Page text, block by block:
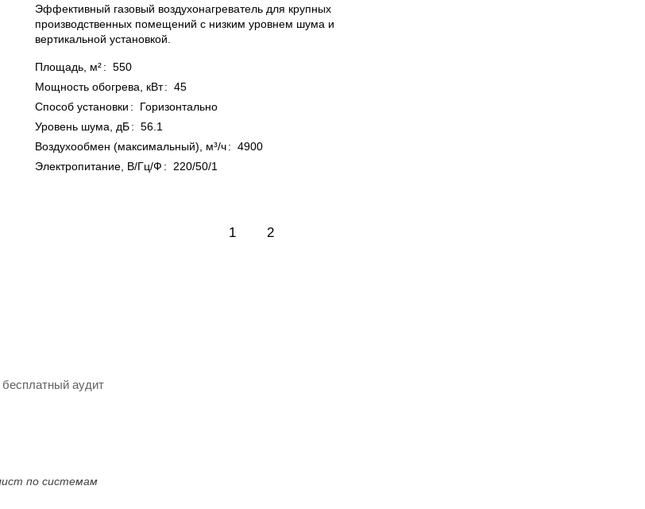
Эффективный газовый воздухонагреватель для крупных
производственных помещений с низким уровнем шума и
вертикальной установкой.
Площадь, м²: 550
Мощность обогрева, кВт: 45
Способ установки :
Горизонтально
Уровень шума, дБ: 56.1
Воздухообмен (максимальный), м³/ч: 4900
Электропитание, В/Гц/Ф : 220/50/1
1 2
аудит
по системам